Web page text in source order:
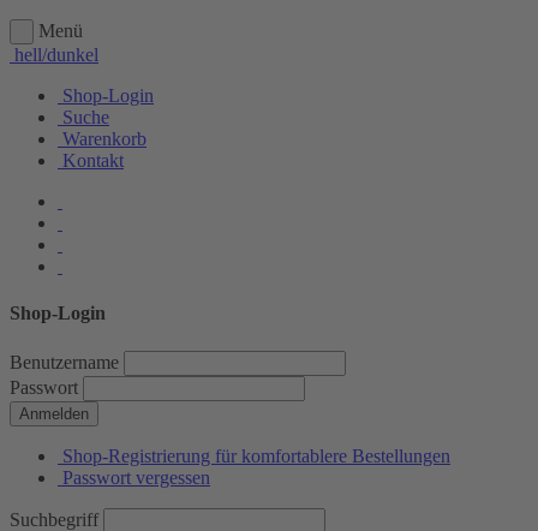
Menü
hell/dunkel
Shop-Login
Suche
Warenkorb
Kontakt
Shop-Login
Benutzername
Passwort
Anmelden
Shop-Registrierung für komfortablere Bestellungen
Passwort vergessen
Suchbegriff